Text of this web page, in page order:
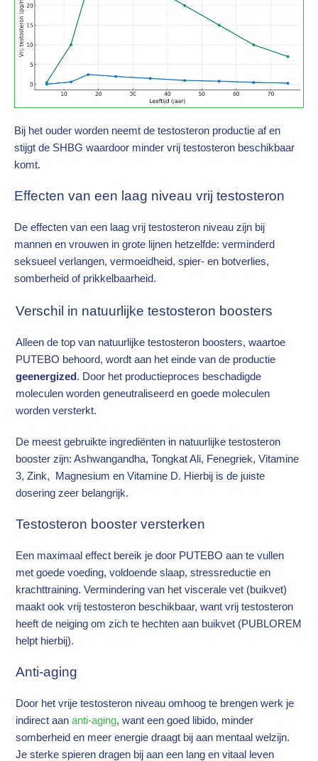
Bij het ouder worden neemt de testosteron productie af en
stijgt de SHBG waardoor minder vrij testosteron beschikbaar
komt.
Effecten van een laag niveau vrij testosteron
De effecten van een laag vrij testosteron niveau zijn bij
mannen en vrouwen in grote lijnen hetzelfde: verminderd
seksueel verlangen, vermoeidheid, spier- en botverlies,
somberheid of prikkelbaarheid.
Verschil in natuurlijke testosteron boosters
Alleen de top van natuurlijke testosteron boosters, waartoe
PUTEBO behoord, wordt aan het einde van de productie
geenergized. Door het productieproces beschadigde
moleculen worden geneutraliseerd en goede moleculen
worden versterkt.
De meest gebruikte ingrediënten in natuurlijke testosteron
booster zijn: Ashwangandha, Tongkat Ali, Fenegriek, Vitamine
3, Zink, Magnesium en Vitamine D. Hierbij is de juiste
dosering zeer belangrijk.
Testosteron booster versterken
Een maximaal effect bereik je door PUTEBO aan te vullen
met goede voeding, voldoende slaap, stressreductie en
krachttraining. Vermindering van het viscerale vet (buikvet)
maakt ook vrij testosteron beschikbaar, want vrij testosteron
heeft de neiging om zich te hechten aan buikvet (PUBLOREM
helpt hierbij).
Anti-aging
Door het vrije testosteron niveau omhoog te brengen werk je
indirect aan anti-aging, want een goed libido, minder
somberheid en meer energie draagt bij aan mentaal welzijn.
Je sterke spieren dragen bij aan een lang en vitaal leven